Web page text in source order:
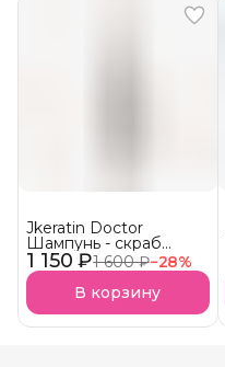
1 150 ₽1 600 ₽−28%
Jkeratin Doctor
Шампунь - скраб
Doctor СКОРО В
НАЛИЧИИ!
В корзину